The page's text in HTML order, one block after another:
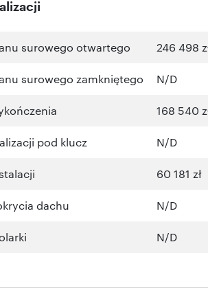
surowego otwartego 246 498
surowego zamkniętego N/D
168 540
pod klucz N/D
60 181 zł
dachu N/D
N/D